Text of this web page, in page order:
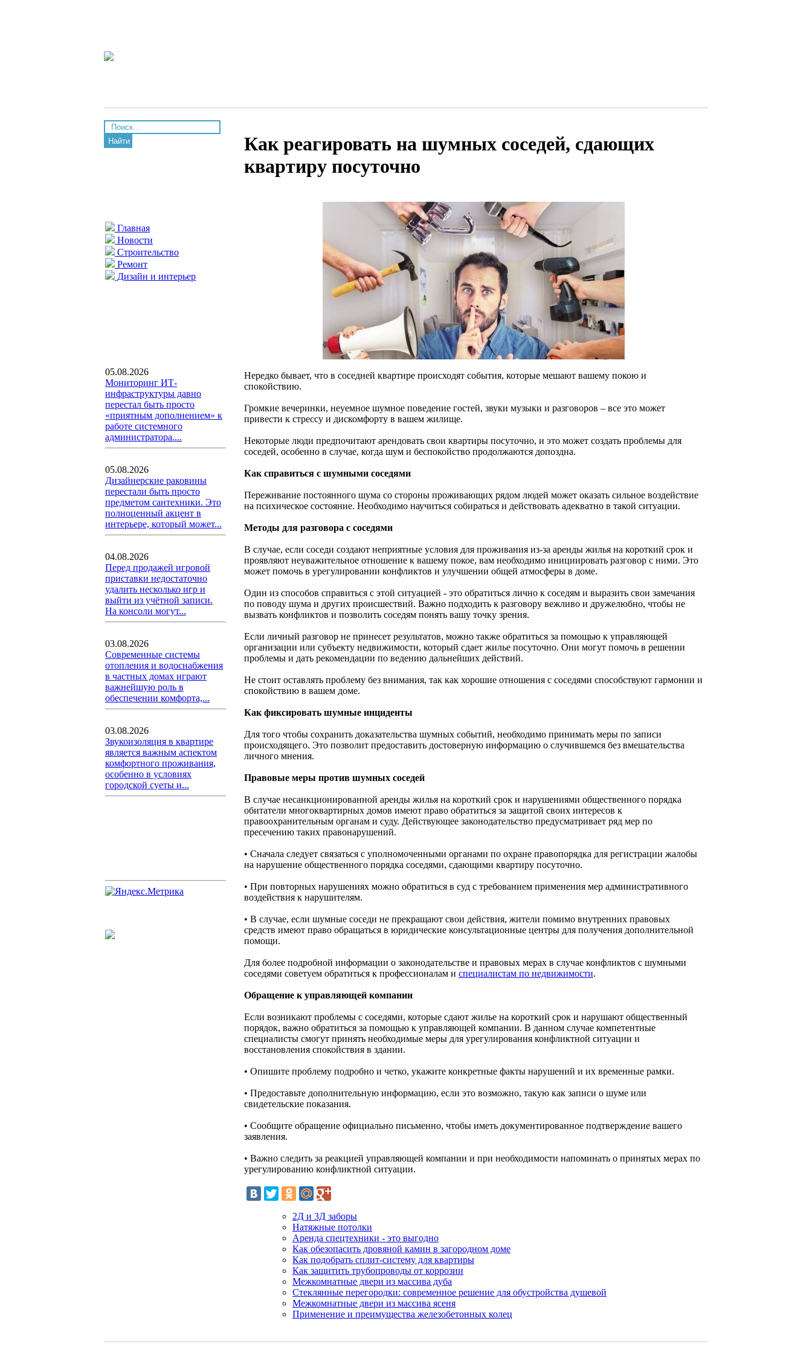
Найти
Главная
Новости
Строительство
Ремонт
Дизайн и интерьер
05.08.2026
Мониторинг ИТ-
инфраструктуры давно
перестал быть просто
«приятным дополнением» к
работе системного
администратора....
05.08.2026
Дизайнерские раковины
перестали быть просто
предметом сантехники. Это
полноценный акцент в
интерьере, который может...
04.08.2026
Перед продажей игровой
приставки недостаточно
удалить несколько игр и
выйти из учётной записи.
На консоли могут...
03.08.2026
Современные системы
отопления и водоснабжения
в частных домах играют
важнейшую роль в
обеспечении комфорта,...
03.08.2026
Звукоизоляция в квартире
является важным аспектом
комфортного проживания,
особенно в условиях
городской суеты и...
Как реагировать на шумных соседей, сдающих
квартиру посуточно
Нередко бывает, что в соседней квартире происходят события, которые мешают вашему покою и
спокойствию.
Громкие вечеринки, неуемное шумное поведение гостей, звуки музыки и разговоров – все это может
привести к стрессу и дискомфорту в вашем жилище.
Некоторые люди предпочитают арендовать свои квартиры посуточно, и это может создать проблемы для
соседей, особенно в случае, когда шум и беспокойство продолжаются допоздна.
Как справиться с шумными соседями
Переживание постоянного шума со стороны проживающих рядом людей может оказать сильное воздействие
на психическое состояние. Необходимо научиться собираться и действовать адекватно в такой ситуации.
Методы для разговора с соседями
В случае, если соседи создают неприятные условия для проживания из-за аренды жилья на короткий срок и
проявляют неуважительное отношение к вашему покое, вам необходимо инициировать разговор с ними. Это
может помочь в урегулировании конфликтов и улучшении общей атмосферы в доме.
Один из способов справиться с этой ситуацией - это обратиться лично к соседям и выразить свои замечания
по поводу шума и других происшествий. Важно подходить к разговору вежливо и дружелюбно, чтобы не
вызвать конфликтов и позволить соседям понять вашу точку зрения.
Если личный разговор не принесет результатов, можно также обратиться за помощью к управляющей
организации или субъекту недвижимости, который сдает жилье посуточно. Они могут помочь в решении
проблемы и дать рекомендации по ведению дальнейших действий.
Не стоит оставлять проблему без внимания, так как хорошие отношения с соседями способствуют гармонии и
спокойствию в вашем доме.
Как фиксировать шумные инциденты
Для того чтобы сохранить доказательства шумных событий, необходимо принимать меры по записи
происходящего. Это позволит предоставить достоверную информацию о случившемся без вмешательства
личного мнения.
Правовые меры против шумных соседей
В случае несанкционированной аренды жилья на короткий срок и нарушениями общественного порядка
обитатели многоквартирных домов имеют право обратиться за защитой своих интересов к
правоохранительным органам и суду. Действующее законодательство предусматривает ряд мер по
пресечению таких правонарушений.
• Сначала следует связаться с уполномоченными органами по охране правопорядка для регистрации жалобы
на нарушение общественного порядка соседями, сдающими квартиру посуточно.
• При повторных нарушениях можно обратиться в суд с требованием применения мер административного
воздействия к нарушителям.
• В случае, если шумные соседи не прекращают свои действия, жители помимо внутренних правовых
средств имеют право обращаться в юридические консультационные центры для получения дополнительной
помощи.
Для более подробной информации о законодательстве и правовых мерах в случае конфликтов с шумными
соседями советуем обратиться к профессионалам и специалистам по недвижимости.
Обращение к управляющей компании
Если возникают проблемы с соседями, которые сдают жилье на короткий срок и нарушают общественный
порядок, важно обратиться за помощью к управляющей компании. В данном случае компетентные
специалисты смогут принять необходимые меры для урегулирования конфликтной ситуации и
восстановления спокойствия в здании.
• Опишите проблему подробно и четко, укажите конкретные факты нарушений и их временные рамки.
• Предоставьте дополнительную информацию, если это возможно, такую как записи о шуме или
свидетельские показания.
• Сообщите обращение официально письменно, чтобы иметь документированное подтверждение вашего
заявления.
• Важно следить за реакцией управляющей компании и при необходимости напоминать о принятых мерах по
урегулированию конфликтной ситуации.
2Д и 3Д заборы
Натяжные потолки
Аренда спецтехники - это выгодно
Как обезопасить дровяной камин в загородном доме
Как подобрать сплит-систему для квартиры
Как защитить трубопроводы от коррозии
Межкомнатные двери из массива дуба
Стеклянные перегородки: современное решение для обустройства душевой
Межкомнатные двери из массива ясеня
Применение и преимущества железобетонных колец